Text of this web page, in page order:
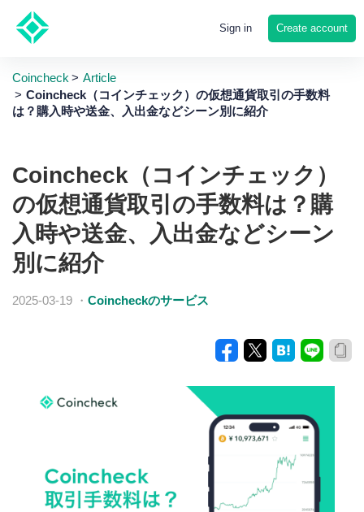
Sign in Create account
Coincheck
Article
Coincheck（コインチェック）の仮想通貨取引の手数料
は？購入時や送金、入出金などシーン別に紹介
Coincheck（コインチェック）
の仮想通貨取引の手数料は？購
入時や送金、入出金などシーン
別に紹介
2025-03-19 ・ Coincheckのサービス